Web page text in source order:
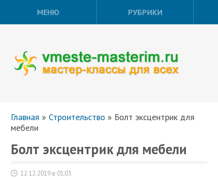
МЕНЮ РУБРИКИ
Главная » Строительство » Болт эксцентрик для
мебели
Болт эксцентрик для мебели
12.12.2019 в 01:03